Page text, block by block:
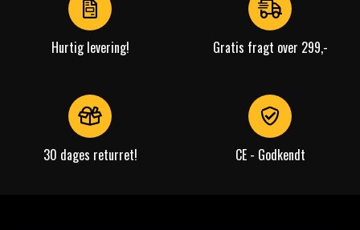
Hurtig levering! Gratis fragt over 299,-
30 dages returret! CE - Godkendt